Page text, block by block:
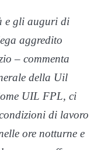
e gli auguri di
aggredito
– commenta
della Uil
UIL FPL, ci
di lavoro
ore notturne e